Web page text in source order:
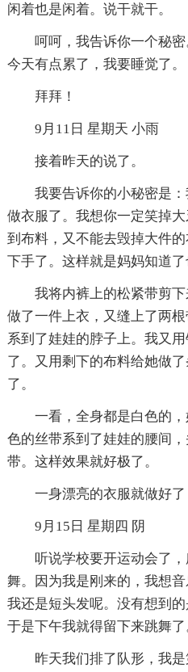
闲着也是闲着。说干就干。
呵呵，我告诉你一个秘
今天有点累了，我要睡觉了。
拜拜！
9月11日 星期天 小雨
接着昨天的说了。
我要告诉你的小秘密是
做衣服了。我想你一定笑掉
到布料，又不能去毁掉大件
下手了。这样就是妈妈知道了
我将内裤上的松紧带剪
做了一件上衣，又缝上了两
系到了娃娃的脖子上。我又
了。又用剩下的布料给她做
了。
一看，全身都是白色的
色的丝带系到了娃娃的腰间
带。这样效果就好极了。
一身漂亮的衣服就做好了
9月15日 星期四 阴
听说学校要开运动会了
舞。因为我是刚来的，我想
我还是短头发呢。没有想到的
于是下午我就得留下来跳舞了
昨天我们排了队形，我